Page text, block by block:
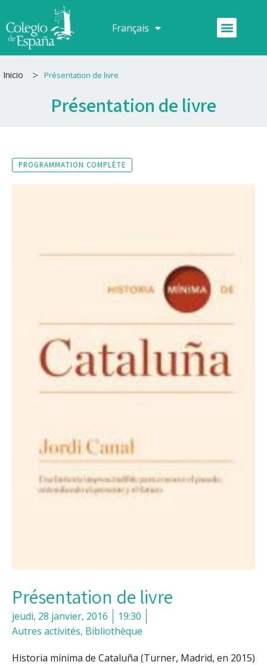
au
contenu
Français
Español Menu
Inicio > Présentation de livre
Présentation de livre
PROGRAMMATION COMPLÈTE
Présentation de livre
jeudi, 28 janvier, 2016
19:30
Autres activités, Bibliothèque
Historia mínima de Cataluña (Turner, Madrid, en 2015)